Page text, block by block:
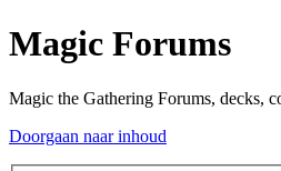
Magic Forums
Magic the Gathering Forums, decks,
Doorgaan naar inhoud